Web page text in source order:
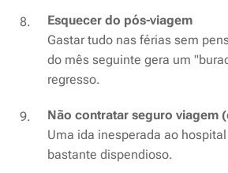
Esquecer do pós-viagem
Gastar tudo nas férias sem
do mês seguinte gera um
regresso.
Não contratar seguro viagem
Uma ida inesperada ao
bastante dispendioso.